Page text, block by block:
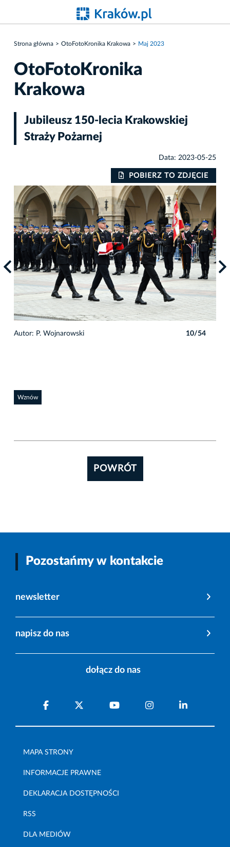
Strona główna OtoFotoKronika Krakowa Maj 2023
OtoFotoKronika
Krakowa
Jubileusz 150-lecia Krakowskiej
Straży Pożarnej
Data: 2023-05-25
POBIERZ TO ZDJĘCIE
Autor: P. Wojnarowski 10/54
Wznów
POWRÓT
Pozostańmy w kontakcie
newsletter
napisz do nas
dołącz do nas
MAPA STRONY
INFORMACJE PRAWNE
DEKLARACJA DOSTĘPNOŚCI
RSS
DLA MEDIÓW